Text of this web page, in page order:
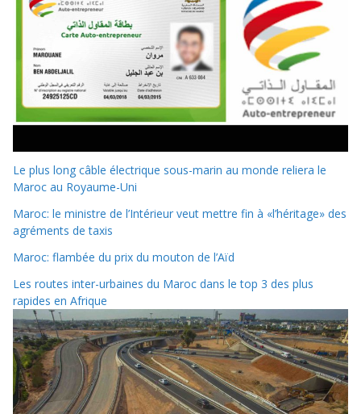
Le plus long câble électrique sous-marin au monde reliera le
Maroc au Royaume-Uni
Maroc: le ministre de l’Intérieur veut mettre fin à «l’héritage» des
agréments de taxis
Maroc: flambée du prix du mouton de l’Aïd
Les routes inter-urbaines du Maroc dans le top 3 des plus
rapides en Afrique